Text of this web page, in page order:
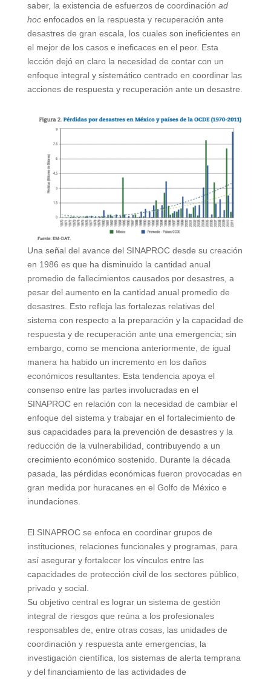
saber, la existencia de esfuerzos de coordinación ad
hoc enfocados en la respuesta y recuperación ante
desastres de gran escala, los cuales son ineficientes en
el mejor de los casos e ineficaces en el peor. Esta
lección dejó en claro la necesidad de contar con un
enfoque integral y sistemático centrado en coordinar las
acciones de respuesta y recuperación ante un desastre.
Una señal del avance del SINAPROC desde su creación
en 1986 es que ha disminuido la cantidad anual
promedio de fallecimientos causados por desastres, a
pesar del aumento en la cantidad anual promedio de
desastres. Esto refleja las fortalezas relativas del
sistema con respecto a la preparación y la capacidad de
respuesta y de recuperación ante una emergencia; sin
embargo, como se menciona anteriormente, de igual
manera ha habido un incremento en los daños
económicos resultantes. Esta tendencia apoya el
consenso entre las partes involucradas en el
SINAPROC en relación con la necesidad de cambiar el
enfoque del sistema y trabajar en el fortalecimiento de
sus capacidades para la prevención de desastres y la
reducción de la vulnerabilidad, contribuyendo a un
crecimiento económico sostenido. Durante la década
pasada, las pérdidas económicas fueron provocadas en
gran medida por huracanes en el Golfo de México e
inundaciones.
El SINAPROC se enfoca en coordinar grupos de
instituciones, relaciones funcionales y programas, para
así asegurar y fortalecer los vínculos entre las
capacidades de protección civil de los sectores público,
privado y social.
Su objetivo central es lograr un sistema de gestión
integral de riesgos que reúna a los profesionales
responsables de, entre otras cosas, las unidades de
coordinación y respuesta ante emergencias, la
investigación científica, los sistemas de alerta temprana
y del financiamiento de las actividades de